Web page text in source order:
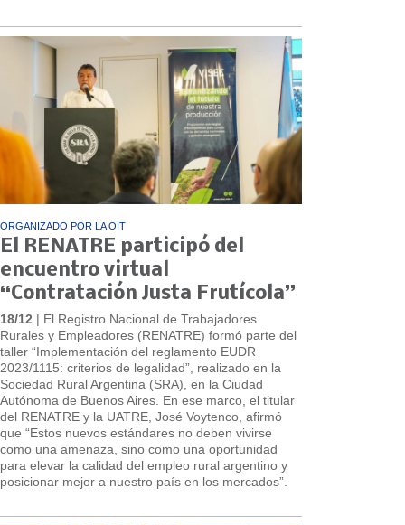
ORGANIZADO POR LA OIT
El RENATRE participó del
encuentro virtual
“Contratación Justa Frutícola”
18/12 | El Registro Nacional de Trabajadores
Rurales y Empleadores (RENATRE) formó parte del
taller “Implementación del reglamento EUDR
2023/1115: criterios de legalidad”, realizado en la
Sociedad Rural Argentina (SRA), en la Ciudad
Autónoma de Buenos Aires. En ese marco, el titular
del RENATRE y la UATRE, José Voytenco, afirmó
que “Estos nuevos estándares no deben vivirse
como una amenaza, sino como una oportunidad
para elevar la calidad del empleo rural argentino y
posicionar mejor a nuestro país en los mercados”.